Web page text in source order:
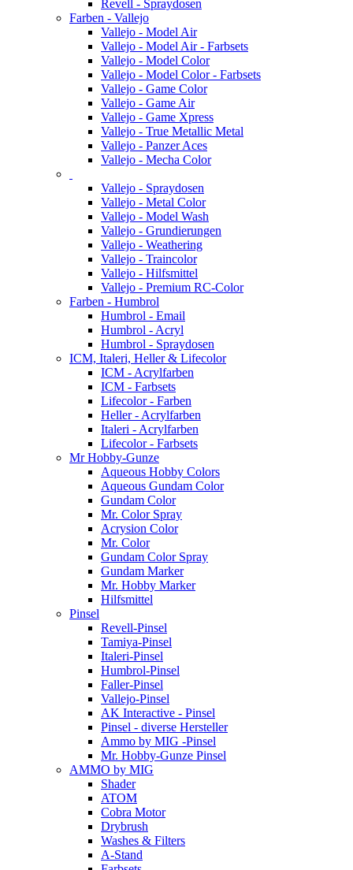
Revell - Spraydosen
Farben - Vallejo
Vallejo - Model Air
Vallejo - Model Air - Farbsets
Vallejo - Model Color
Vallejo - Model Color - Farbsets
Vallejo - Game Color
Vallejo - Game Air
Vallejo - Game Xpress
Vallejo - True Metallic Metal
Vallejo - Panzer Aces
Vallejo - Mecha Color
Vallejo - Spraydosen
Vallejo - Metal Color
Vallejo - Model Wash
Vallejo - Grundierungen
Vallejo - Weathering
Vallejo - Traincolor
Vallejo - Hilfsmittel
Vallejo - Premium RC-Color
Farben - Humbrol
Humbrol - Email
Humbrol - Acryl
Humbrol - Spraydosen
ICM, Italeri, Heller & Lifecolor
ICM - Acrylfarben
ICM - Farbsets
Lifecolor - Farben
Heller - Acrylfarben
Italeri - Acrylfarben
Lifecolor - Farbsets
Mr Hobby-Gunze
Aqueous Hobby Colors
Aqueous Gundam Color
Gundam Color
Mr. Color Spray
Acrysion Color
Mr. Color
Gundam Color Spray
Gundam Marker
Mr. Hobby Marker
Hilfsmittel
Pinsel
Revell-Pinsel
Tamiya-Pinsel
Italeri-Pinsel
Humbrol-Pinsel
Faller-Pinsel
Vallejo-Pinsel
AK Interactive - Pinsel
Pinsel - diverse Hersteller
Ammo by MIG -Pinsel
Mr. Hobby-Gunze Pinsel
AMMO by MIG
Shader
ATOM
Cobra Motor
Drybrush
Washes & Filters
A-Stand